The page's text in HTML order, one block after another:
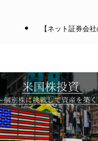
【ネット証券会